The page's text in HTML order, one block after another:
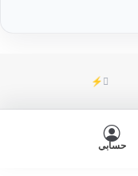
⚡
DevOmman
حسابي